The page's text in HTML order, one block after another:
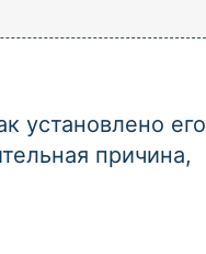
установлено его
причина,